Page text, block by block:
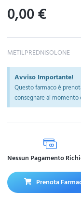
0,00€
METILPREDNISOLONE
Avviso Importante!
Questo farmaco è
consegnare al momento
Nessun Pagamento
Prenota